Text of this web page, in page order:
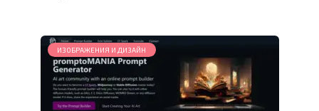
ИЗОБРАЖЕНИЯ И ДИЗАЙН